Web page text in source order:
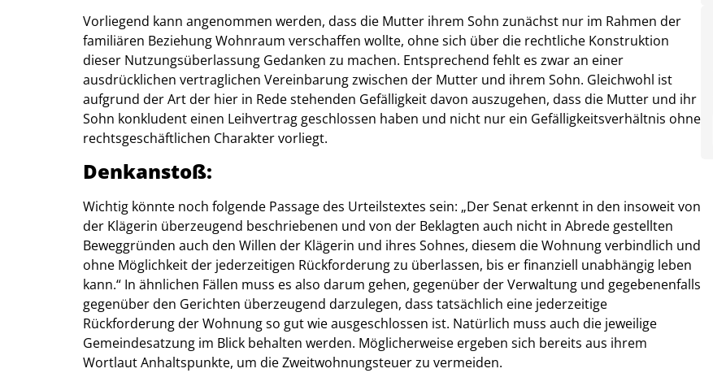
Vorliegend kann angenommen werden, dass die Mutter ihrem Sohn zunächst nur im Rahmen der
familiären Beziehung Wohnraum verschaffen wollte, ohne sich über die rechtliche Konstruktion
dieser Nutzungsüberlassung Gedanken zu machen. Entsprechend fehlt es zwar an einer
ausdrücklichen vertraglichen Vereinbarung zwischen der Mutter und ihrem Sohn. Gleichwohl ist
aufgrund der Art der hier in Rede stehenden Gefälligkeit davon auszugehen, dass die Mutter und ihr
Sohn konkludent einen Leihvertrag geschlossen haben und nicht nur ein Gefälligkeitsverhältnis ohne
rechtsgeschäftlichen Charakter vorliegt.
Denkanstoß:
Wichtig könnte noch folgende Passage des Urteilstextes sein: „Der Senat erkennt in den insoweit von
der Klägerin überzeugend beschriebenen und von der Beklagten auch nicht in Abrede gestellten
Beweggründen auch den Willen der Klägerin und ihres Sohnes, diesem die Wohnung verbindlich und
ohne Möglichkeit der jederzeitigen Rückforderung zu überlassen, bis er finanziell unabhängig leben
kann.“ In ähnlichen Fällen muss es also darum gehen, gegenüber der Verwaltung und gegebenenfalls
gegenüber den Gerichten überzeugend darzulegen, dass tatsächlich eine jederzeitige
Rückforderung der Wohnung so gut wie ausgeschlossen ist. Natürlich muss auch die jeweilige
Gemeindesatzung im Blick behalten werden. Möglicherweise ergeben sich bereits aus ihrem
Wortlaut Anhaltspunkte, um die Zweitwohnungsteuer zu vermeiden.